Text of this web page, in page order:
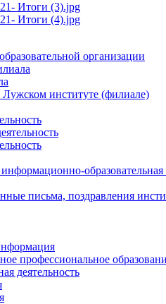
организации
институте (филиале)
образовательная
письма, поздравления
профессиональное
деятельность